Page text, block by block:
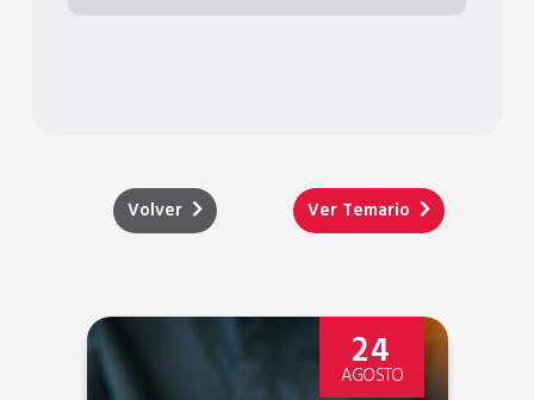
Volver Ver Temario
21
AGOSTO